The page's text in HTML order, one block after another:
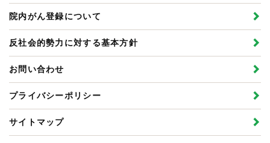
院内がん登録について
反社会的勢力に対する基本方針
お問い合わせ
プライバシーポリシー
サイトマップ